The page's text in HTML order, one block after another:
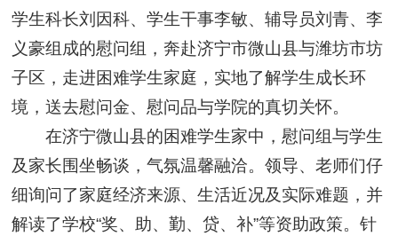
学生科长刘因科、学生干事李敏、辅导员刘青、李
义豪组成的慰问组，奔赴济宁市微山县与潍坊市坊
子区，走进困难学生家庭，实地了解学生成长环
境，送去慰问金、慰问品与学院的真切关怀。
在济宁微山县的困难学生家中，慰问组与学生
及家长围坐畅谈，气氛温馨融洽。领导、老师们仔
细询问了家庭经济来源、生活近况及实际难题，并
解读了学校“奖、助、勤、贷、补”等资助政策。针